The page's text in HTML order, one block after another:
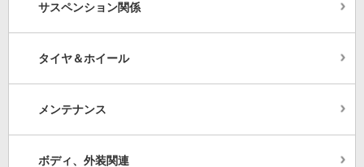
サスペンション関係
タイヤ＆ホイール
メンテナンス
ボディ、外装関連